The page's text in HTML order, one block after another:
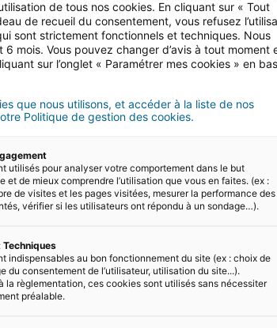
Le groupeiad,
immobiliersen
de tous nos cookies. En cliquant sur « Tout
de recueil du consentement, vous refusez
sont strictement fonctionnels et techniques. Nous
mois. Vous pouvez changer d’avis à tout moment
sur l’onglet « Paramétrer mes cookies » en
que nous utilisons, et accéder à la liste de nos
Politique de gestion des cookies.
utilisés pour analyser votre comportement dans le but
et de mieux comprendre l’utilisation que vous en faites. (ex :
de visites et les pages visitées, mesurer la performance des
vérifier si les utilisateurs ont répondu à un sondage…).
Techniques
indispensables au bon fonctionnement du site (ex : choix de
du consentement de l’utilisateur, utilisation du site...).
la règlementation, ces cookies sont utilisés sans nécessiter
préalable.